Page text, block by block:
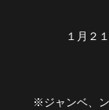
１月
※ジャンベ